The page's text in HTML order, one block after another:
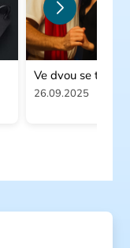
Ve dvou se to
26.09.2025